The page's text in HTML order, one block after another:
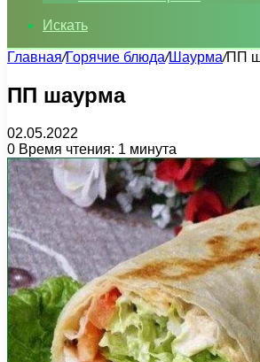
Искать
Главная/Горячие блюда/Шаурма/ПП
ПП шаурма
02.05.2022
0 Время чтения: 1 минута